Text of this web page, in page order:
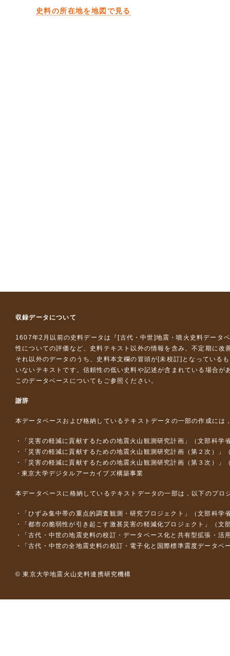
史料の所在地を地図で見る
収録データについて
1607年2月以前の史料データは『 [古代・中世]地震・噴火史料データ
性についての評価など、史料テキスト以外の情報を含み、不定期に改
それ以外のデータのうち、史料本文欄の冒頭が[未校訂]となっている
いないテキストです。信頼性の低い史料や記述が含まれている場合が
このデータベースについて もご参照ください。
謝辞
本データベースおよび格納しているテキストデータの一部の作成には
「災害の軽減に貢献するための地震火山観測研究計画」（文部科学
「災害の軽減に貢献するための地震火山観測研究計画（第２次）」
「災害の軽減に貢献するための地震火山観測研究計画（第３次）」
東京大学デジタルアーカイブズ構築事業
本データベースに格納しているテキストデータの一部は，以下のプロ
「ひずみ集中帯の重点的調査観測・研究プロジェクト」（文部科
「都市の脆弱性が引き起こす激甚災害の軽減化プロジェクト」（
「古代・中世の地震史料の校訂・データベース化と共有型拡張・
「古代・中世の全地震史料の校訂・電子化と国際標準震度データ
© 東京大学地震火山史料連携研究機構